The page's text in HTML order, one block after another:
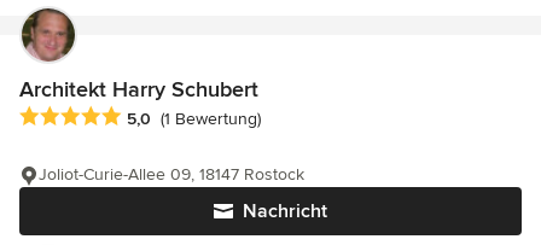
Architekt Harry Schubert
Durchschnittliche Bewertung: 5 von 5 Sternen
5,0 (1 Bewertung)
Nachricht
Joliot-Curie-Allee 09, 18147 Rostock